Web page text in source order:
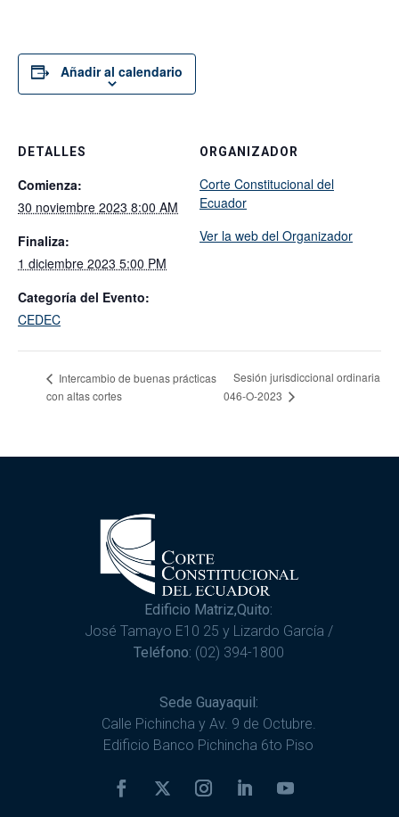
Añadir al calendario
DETALLES
Comienza:
30 noviembre 2023 8:00 AM
Finaliza:
1 diciembre 2023 5:00 PM
Categoría del Evento:
CEDEC
ORGANIZADOR
Corte Constitucional del
Ecuador
Ver la web del Organizador
Intercambio de buenas prácticas
con altas cortes
Sesión jurisdiccional ordinaria
046-O-2023
Edificio Matriz,Quito:
José Tamayo E10 25 y Lizardo García /
Teléfono: (02) 394-1800
Sede Guayaquil:
Calle Pichincha y Av. 9 de Octubre.
Edificio Banco Pichincha 6to Piso